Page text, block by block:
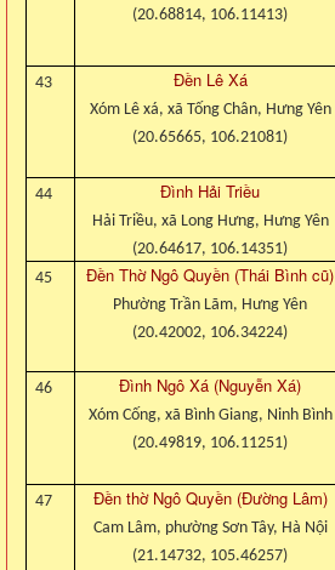
(20.68814, 106.11413)
43 Đền Lê Xá
Xóm Lê xá, xã Tống Chân, Hưng Yên
(20.65665, 106.21081)
44 Đình Hải Triều
Hải Triều, xã Long Hưng, Hưng Yên
(20.64617, 106.14351)
45 Đền Thờ Ngô Quyền (Thái Bình cũ)
Phường Trần Lãm, Hưng Yên
(20.42002, 106.34224)
46 Đình Ngô Xá (Nguyễn Xá)
Xóm Cống, xã Bình Giang, Ninh Bình
(20.49819, 106.11251)
47
Đền thờ Ngô Quyền (Đường Lâm)
Cam Lâm, phường Sơn Tây, Hà Nội
(21.14732, 105.46257)